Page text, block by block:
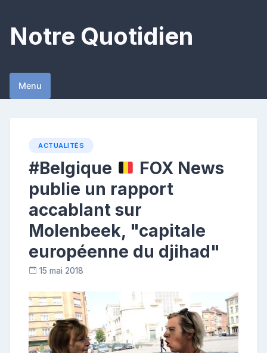
content
Notre Quotidien
Menu
ACTUALITÉS
#Belgique
FOX News
publie un rapport
accablant sur
Molenbeek, "capitale
européenne du djihad"
15 mai 2018
r
i